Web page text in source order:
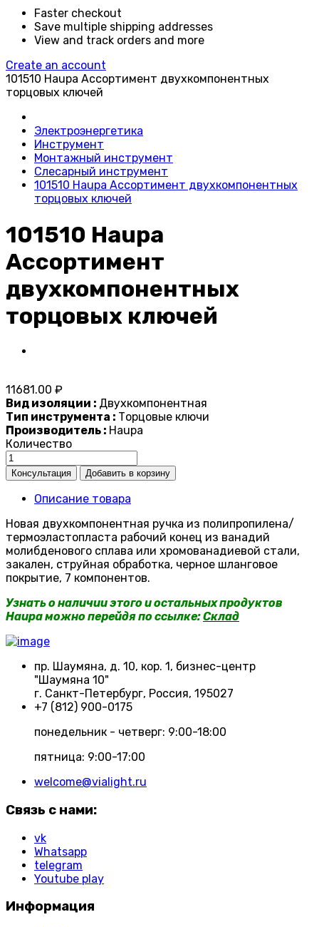
Faster checkout
Save multiple shipping addresses
View and track orders and more
Create an account
101510 Haupa Ассортимент двухкомпонентных
торцовых ключей
Электроэнергетика
Инструмент
Монтажный инструмент
Слесарный инструмент
101510 Haupa Ассортимент двухкомпонентных
торцовых ключей
101510 Haupa
Ассортимент
двухкомпонентных
торцовых ключей
11681.00 ₽
Вид изоляции : Двухкомпонентная
Тип инструмента : Торцовые ключи
Производитель : Haupa
Количество
Описание товара
Новая двухкомпонентная ручка из полипропилена/
термоэластопласта рабочий конец из ванадий
молибденового сплава или хромованадиевой стали,
закален, струйная обработка, черное шланговое
покрытие, 7 компонентов.
Узнать о наличии этого и остальных продуктов
Haupa можно перейдя по ссылке:Склад
пр. Шаумяна, д. 10, кор. 1, бизнес-центр
"Шаумяна 10"
г. Санкт-Петербург, Россия, 195027
+7 (812) 900-0175
понедельник - четверг: 9:00-18:00
пятница: 9:00-17:00
welcome@vialight.ru
Связь с нами:
vk
Whatsapp
telegram
Youtube play
Информация